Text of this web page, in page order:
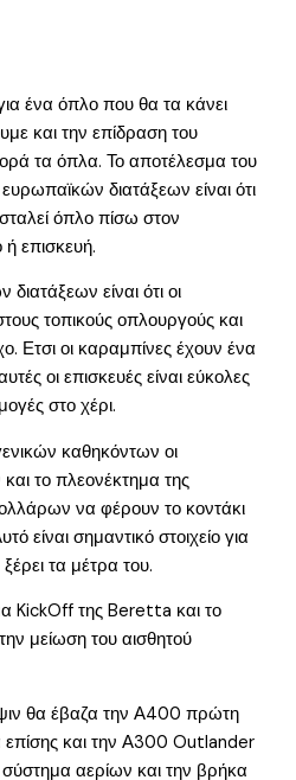
ένα όπλο που θα τα κάνει
και την επίδραση του
τα όπλα. Το αποτέλεσμα του
διατάξεων είναι ότι
όπλο πίσω στον
επισκευή.
είναι ότι οι
τοπικούς οπλουργούς και
Ετσι οι καραμπίνες έχουν ένα
οι επισκευές είναι εύκολες
στο χέρι.
καθηκόντων οι
το πλεονέκτημα της
να φέρουν το κοντάκι
είναι σημαντικό στοιχείο για
τα μέτρα του.
KickOff της Beretta και το
μείωση του αισθητού
θα έβαζα την Α400 πρώτη
και την Α300 Outlander
αερίων και την βρήκα